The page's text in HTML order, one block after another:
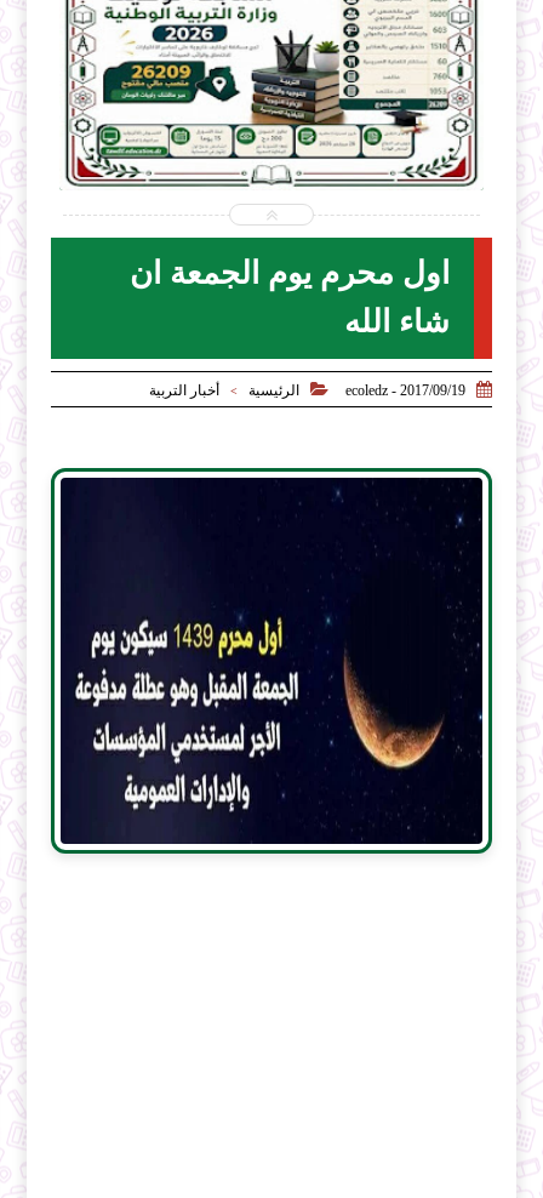
2026-07-28
ecoledz.net
اول محرم يوم الجمعة ان
شاء الله

2017/09/19 - ecoledz
 الرئيسية > أخبار التربية